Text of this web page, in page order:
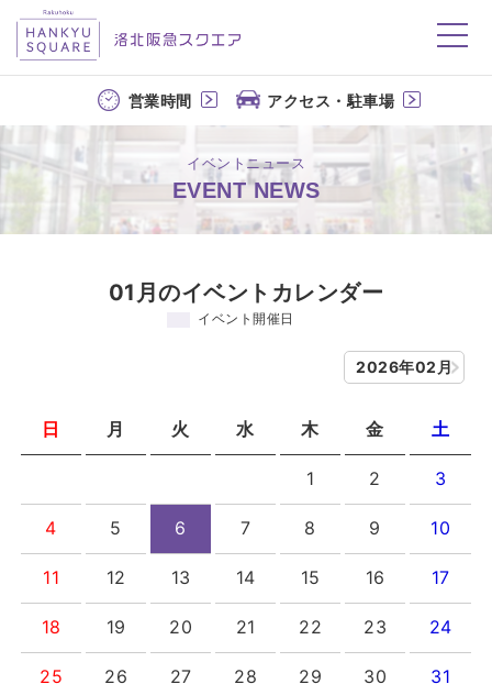
洛北阪急スクエア
営業時間 アクセス・駐車場
イベントニュース
EVENT NEWS
01月のイベントカレンダー
イベント開催日
2026年02月
日 月 火 水 木 金 土
1 2 3
4 5 6 7 8 9 10
11 12 13 14 15 16 17
18 19 20 21 22 23 24
25 26 27 28 29 30 31